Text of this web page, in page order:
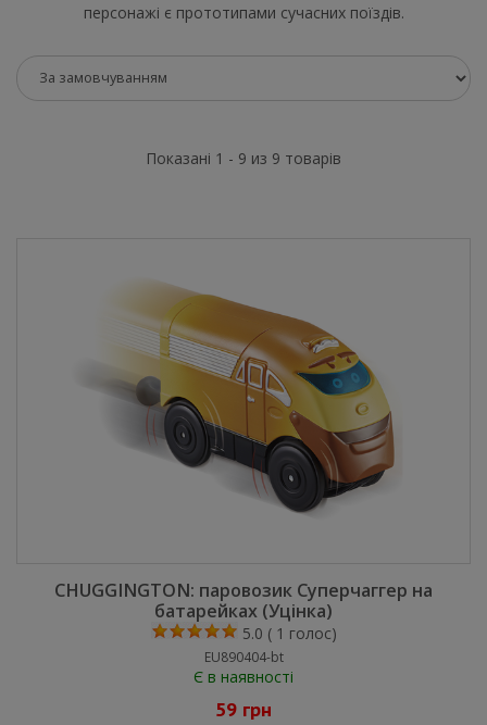
персонажі є прототипами сучасних поїздів.
Показані 1 - 9 из 9 товарів
CHUGGINGTON: паровозик Суперчаггер на
батарейках (Уцінка)
5.0 ( 1 голос)
EU890404-bt
Є в наявності
59 грн